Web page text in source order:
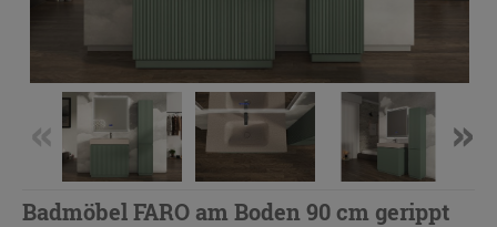
Badmöbel FARO am Boden 90 cm gerippt